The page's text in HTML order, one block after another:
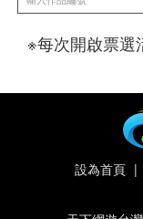
※每次開啟票選
設為首頁 |